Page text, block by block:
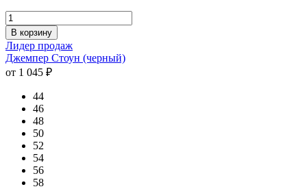
В корзину
Лидер продаж
Джемпер Стоун (черный)
от 1 045 ₽
44
46
48
50
52
54
56
58